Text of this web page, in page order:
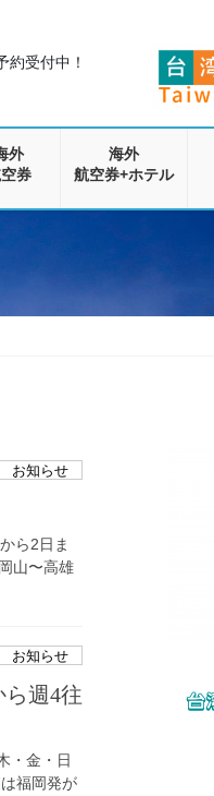
約受付中！
外
券
海外
航空券+ホテル
お知らせ
ら2日ま
山〜高雄
お知らせ
週4往
・金・日
福岡発が